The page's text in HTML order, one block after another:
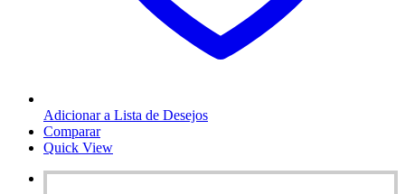
Adicionar a Lista de Desejos
Comparar
Quick View